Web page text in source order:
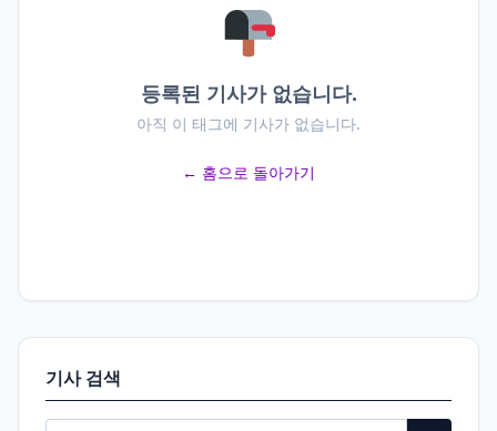
등록된 기사가 없습니다.
아직 이 태그에 기사가 없습니다.
← 홈으로 돌아가기
기사 검색